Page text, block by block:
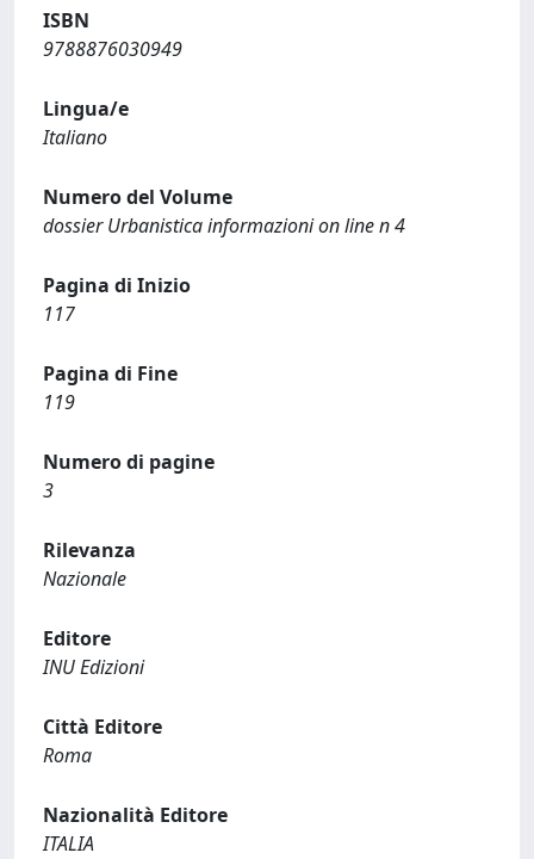
ISBN
9788876030949
Lingua/e
Italiano
Numero del Volume
dossier Urbanistica informazioni on line n 4
Pagina di Inizio
117
Pagina di Fine
119
Numero di pagine
3
Rilevanza
Nazionale
Editore
INU Edizioni
Città Editore
Roma
Nazionalità Editore
ITALIA